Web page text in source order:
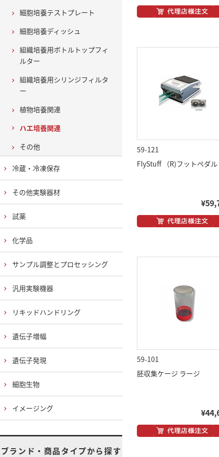
59-121
FlyStuff （R)フットペダル
59-101
胚収集ケージ ラージ
細胞培養テストプレート
細胞培養ディッシュ
組織培養用ボトルトップフィ
ルター
組織培養用シリンジフィルタ
ー
植物培養関連
ハエ培養関連
その他
冷蔵・冷凍保存
その他実験器材
試薬
化学品
サンプル調整とプロセッシング
汎用実験機器
リキッドハンドリング
遺伝子増幅
遺伝子発現
細胞生物
イメージング
ブランド・商品タイプから探す